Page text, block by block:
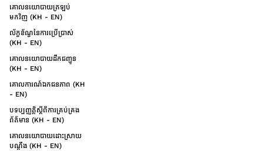
គោលនយោបាយត្រឡប់
មកវិញ (KH - EN)
ល័ក្ខខ័ណ្ឌនៃការប្រើប្រាស់
(KH - EN)
គោលនយោបាយដឹកជញ្ជូន
(KH - EN)
គោលការណ៍ឯកជនភាព (KH
- EN)
បទប្បញ្ញត្តិស្តីពីការគ្រប់គ្រង
ព័ត៌មាន (KH - EN)
គោលនយោបាយដោះស្រាយ
បណ្ដឹង (KH - EN)